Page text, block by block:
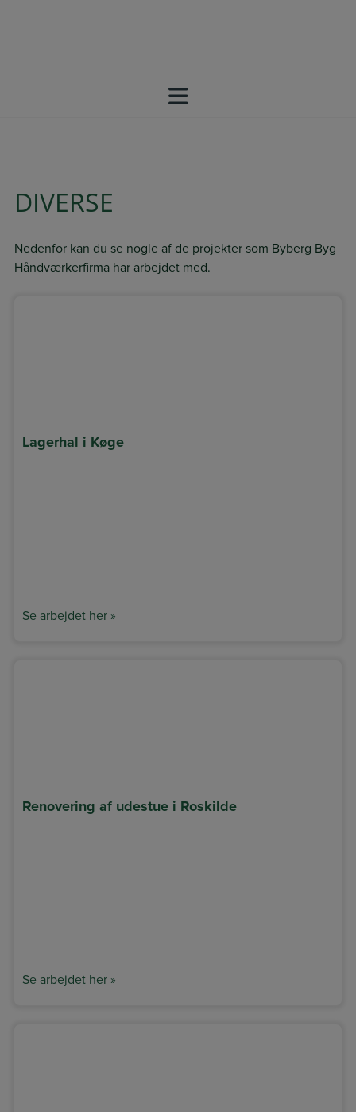
DIVERSE
Nedenfor kan du se nogle af de projekter som Byberg Byg
Håndværkerfirma har arbejdet med.​
Lagerhal i Køge
Se arbejdet her »
Renovering af udestue i Roskilde
Se arbejdet her »